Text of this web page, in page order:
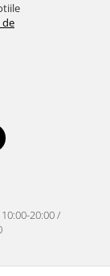
de
20:00 /